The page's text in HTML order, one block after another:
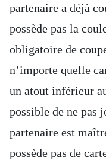
partenaire a déjà
possède pas la
obligatoire de
n’importe quelle
un atout inférieur
possible de ne pas
partenaire est
possède pas de